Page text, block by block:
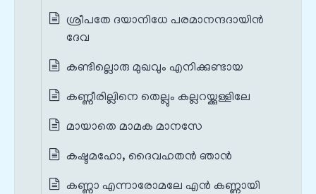
ശ്രീപതേ ദയാനിധേ പരമാനന്ദദായിന്‍
ദേവ
കണ്ടില്ലൊരു മുഖവും എനിക്കുണ്ടായ
കണ്ണീരില്ലിനെ തെല്ലും കല്ലറയ്ക്കുള്ളിലേ
മായാതെ മാമക മാനസേ
കഷ്ടമഹോ, ദൈവഹതൻ ഞാൻ
കണ്ണാ എന്നാരോമലേ എൻ കണ്ണായി